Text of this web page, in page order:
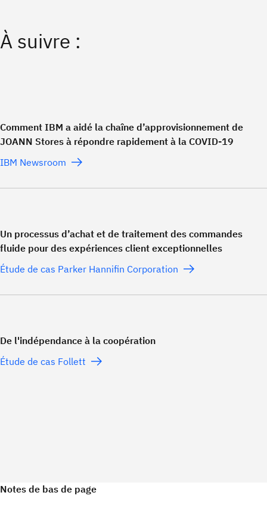
À suivre :
Comment IBM a aidé la chaîne d’approvisionnement de
JOANN Stores à répondre rapidement à la COVID-19
IBM Newsroom
Un processus d’achat et de traitement des commandes
fluide pour des expériences client exceptionnelles
Étude de cas Parker Hannifin Corporation
De l'indépendance à la coopération
Étude de cas Follett
Notes de bas de page